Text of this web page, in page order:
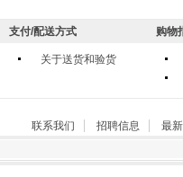
支付/配送方式
关于送货和验货
购物
联系我们 招聘信息
最